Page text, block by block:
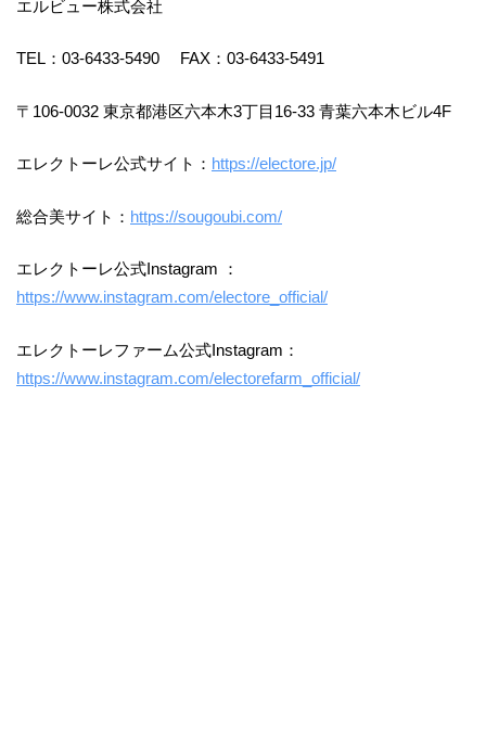
エルビュー株式会社
TEL：03-6433-5490 FAX：03-6433-5491
〒106-0032 東京都港区六本木3丁目16-33 青葉六本木ビル4F
エレクトーレ公式サイト： https://electore.jp/
総合美サイト： https://sougoubi.com/
エレクトーレ公式Instagram ：
https://www.instagram.com/electore_official/
エレクトーレファーム公式Instagram：
https://www.instagram.com/electorefarm_official/